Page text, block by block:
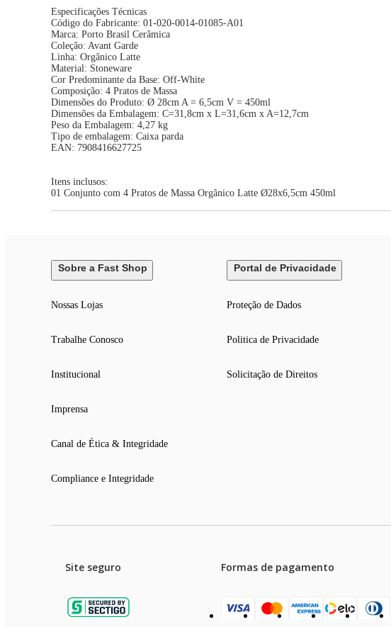
Especificações Técnicas
Código do Fabricante: 01-020-0014-01085-A01
Marca: Porto Brasil Cerâmica
Coleção: Avant Garde
Linha: Orgânico Latte
Material: Stoneware
Cor Predominante da Base: Off-White
Composição: 4 Pratos de Massa
Dimensões do Produto: Ø 28cm A = 6,5cm V = 450ml
Dimensões da Embalagem: C=31,8cm x L=31,6cm x A=12,7cm
Peso da Embalagem: 4,27 kg
Tipo de embalagem: Caixa parda
EAN: 7908416627725
Itens inclusos:
01 Conjunto com 4 Pratos de Massa Orgânico Latte Ø28x6,5cm 450ml
Sobre a Fast Shop
Nossas Lojas
Trabalhe Conosco
Institucional
Imprensa
Canal de Ética & Integridade
Compliance e Integridade
Portal de Privacidade
Proteção de Dados
Politica de Privacidade
Solicitação de Direitos
Site seguro Formas de pagamento